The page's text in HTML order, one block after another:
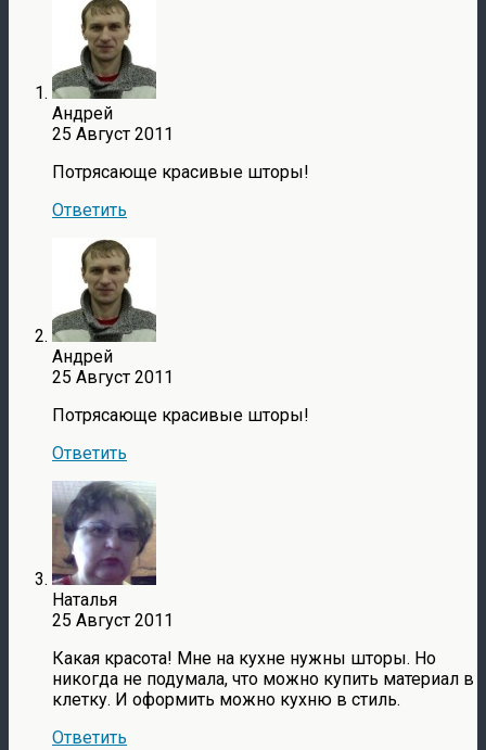
Андрей
25 Август 2011
Потрясающе красивые шторы!
Ответить
Андрей
25 Август 2011
Потрясающе красивые шторы!
Ответить
Наталья
25 Август 2011
Какая красота! Мне на кухне нужны шторы. Но
никогда не подумала, что можно купить материал в
клетку. И оформить можно кухню в стиль.
Ответить